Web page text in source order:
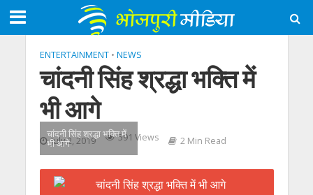
ENTERTAINMENT • NEWS
चांदनी सिंह श्रद्धा भक्ति में
भी आगे
July 2, 2019 591 Views 2 Min Read
चांदनी सिंह श्रद्धा भक्ति में
भी आगे